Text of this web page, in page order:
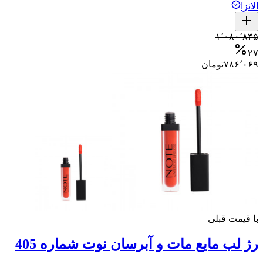
الانزا
۱٬۰۸۰٬۸۴۵
۲۷
۷۸۶٬۰۶۹تومان
با قیمت قبلی
رژ لب مایع مات و آبرسان نوت شماره 405